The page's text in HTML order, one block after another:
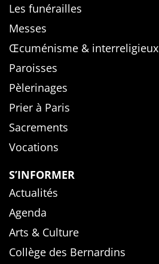
Les funérailles
Messes
Œcuménisme & interreligieux
Paroisses
Pèlerinages
Prier à Paris
Sacrements
Vocations
S’INFORMER
Actualités
Agenda
Arts & Culture
Collège des Bernardins